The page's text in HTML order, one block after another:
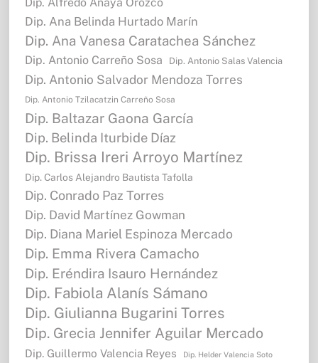
Dip. Ana Belinda Hurtado Marín
Dip. Ana Vanesa Caratachea Sánchez
Dip. Antonio Carreño Sosa Dip. Antonio Salas Valencia
Dip. Antonio Salvador Mendoza Torres
Dip. Antonio Tzilacatzin Carreño Sosa
Dip. Baltazar Gaona García
Dip. Belinda Iturbide Díaz
Dip. Brissa Ireri Arroyo Martínez
Dip. Carlos Alejandro Bautista Tafolla
Dip. Conrado Paz Torres
Dip. David Martínez Gowman
Dip. Diana Mariel Espinoza Mercado
Dip. Emma Rivera Camacho
Dip. Eréndira Isauro Hernández
Dip. Fabiola Alanís Sámano
Dip. Giulianna Bugarini Torres
Dip. Grecia Jennifer Aguilar Mercado
Dip. Guillermo Valencia Reyes Dip. Helder Valencia Soto